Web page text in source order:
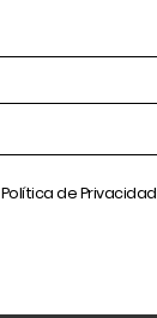
Política de Privacidad